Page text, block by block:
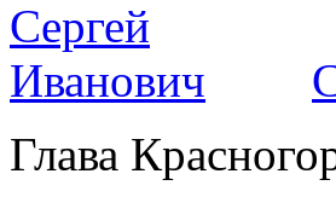
Глава